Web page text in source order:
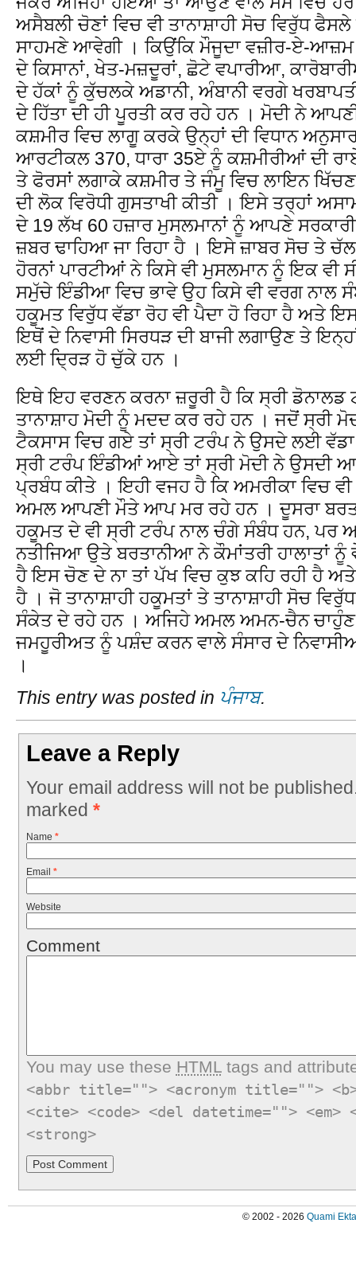
ਅਸੈਬਲੀ ਚੋਣਾਂ ਵਿਚ ਵੀ ਤਾਨਾਸ਼ਾਹੀ ਸੋਚ ਵਿਰੁੱਧ
ਸਾਹਮਣੇ ਆਵੇਗੀ । ਕਿਉਂਕਿ ਮੌਜੂਦਾ ਵਜ਼ੀਰ-ਏ-
ਦੇ ਕਿਸਾਨਾਂ, ਖੇਤ-ਮਜ਼ਦੂਰਾਂ, ਛੋਟੇ ਵਪਾਰੀਆ,
ਦੇ ਹੱਕਾਂ ਨੂੰ ਕੁੱਚਲਕੇ ਅਡਾਨੀ, ਅੰਬਾਨੀ ਵਰਗੇ
ਦੇ ਹਿੱਤਾ ਦੀ ਹੀ ਪੂਰਤੀ ਕਰ ਰਹੇ ਹਨ । ਮੋਦੀ ਨੇ
ਕਸ਼ਮੀਰ ਵਿਚ ਲਾਗੂ ਕਰਕੇ ਉਨ੍ਹਾਂ ਦੀ ਵਿਧਾਨ
ਆਰਟੀਕਲ 370, ਧਾਰਾ 35ਏ ਨੂੰ ਕਸ਼ਮੀਰੀਆਂ ਦੀ
ਤੇ ਫੋਰਸਾਂ ਲਗਾਕੇ ਕਸ਼ਮੀਰ ਤੇ ਜੰਮੂ ਵਿਚ ਲਾਇਨ
ਦੀ ਲੋਕ ਵਿਰੋਧੀ ਗੁਸਤਾਖੀ ਕੀਤੀ । ਇਸੇ ਤਰ੍ਹਾਂ
ਦੇ 19 ਲੱਖ 60 ਹਜ਼ਾਰ ਮੁਸਲਮਾਨਾਂ ਨੂੰ ਆਪਣੇ
ਜ਼ਬਰ ਢਾਹਿਆ ਜਾ ਰਿਹਾ ਹੈ । ਇਸੇ ਜ਼ਾਬਰ ਸੋਚ ਤੇ
ਹੋਰਨਾਂ ਪਾਰਟੀਆਂ ਨੇ ਕਿਸੇ ਵੀ ਮੁਸਲਮਾਨ ਨੂੰ ਇਕ ਵੀ
ਸਮੁੱਚੇ ਇੰਡੀਆ ਵਿਚ ਭਾਵੇ ਉਹ ਕਿਸੇ ਵੀ ਵਰਗ ਨਾਲ
ਹਕੂਮਤ ਵਿਰੁੱਧ ਵੱਡਾ ਰੋਹ ਵੀ ਪੈਦਾ ਹੋ ਰਿਹਾ ਹੈ ਅਤੇ
ਇਥੋਂ ਦੇ ਨਿਵਾਸੀ ਸਿਰਧੜ ਦੀ ਬਾਜੀ ਲਗਾਉਣ ਤੇ
ਲਈ ਦ੍ਰਿੜ ਹੋ ਚੁੱਕੇ ਹਨ ।
ਇਥੇ ਇਹ ਵਰਣਨ ਕਰਨਾ ਜ਼ਰੂਰੀ ਹੈ ਕਿ ਸ੍ਰੀ
ਤਾਨਾਸ਼ਾਹ ਮੋਦੀ ਨੂੰ ਮਦਦ ਕਰ ਰਹੇ ਹਨ । ਜਦੋਂ ਸ੍ਰੀ
ਟੈਕਸਾਸ ਵਿਚ ਗਏ ਤਾਂ ਸ੍ਰੀ ਟਰੰਪ ਨੇ ਉਸਦੇ ਲਈ
ਸ੍ਰੀ ਟਰੰਪ ਇੰਡੀਆਂ ਆਏ ਤਾਂ ਸ੍ਰੀ ਮੋਦੀ ਨੇ ਉਸਦੀ
ਪ੍ਰਬੰਧ ਕੀਤੇ । ਇਹੀ ਵਜਹ ਹੈ ਕਿ ਅਮਰੀਕਾ ਵਿਚ
ਅਮਲ ਆਪਣੀ ਮੌਤੇ ਆਪ ਮਰ ਰਹੇ ਹਨ । ਦੂਸਰਾ
ਹਕੂਮਤ ਦੇ ਵੀ ਸ੍ਰੀ ਟਰੰਪ ਨਾਲ ਚੰਗੇ ਸੰਬੰਧ ਹਨ, ਪਰ
ਨਤੀਜਿਆ ਉਤੇ ਬਰਤਾਨੀਆ ਨੇ ਕੌਮਾਂਤਰੀ ਹਾਲਾਤਾਂ
ਹੈ ਇਸ ਚੋਣ ਦੇ ਨਾ ਤਾਂ ਪੱਖ ਵਿਚ ਕੁਝ ਕਹਿ ਰਹੀ ਹੈ ਅਤੇ
ਹੈ । ਜੋ ਤਾਨਾਸ਼ਾਹੀ ਹਕੂਮਤਾਂ ਤੇ ਤਾਨਾਸ਼ਾਹੀ ਸੋਚ
ਸੰਕੇਤ ਦੇ ਰਹੇ ਹਨ । ਅਜਿਹੇ ਅਮਲ ਅਮਨ-ਚੈਨ ਚਾਹੁੰਣ
ਜਮਹੂਰੀਅਤ ਨੂੰ ਪਸ਼ੰਦ ਕਰਨ ਵਾਲੇ ਸੰਸਾਰ ਦੇ
।
This entry was posted in ਪੰਜਾਬ.
Leave a Reply
Your email address will not be
marked *
Name *
Email *
Website
Comment
You may use these HTMLtags and
<abbr title=""> <acronym title="">
<cite> <code> <del datetime="">
<strong>
© 2002 - 2026 Quami